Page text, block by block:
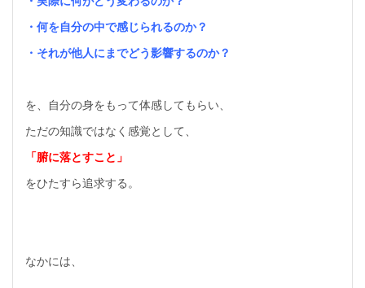
・何を自分の中で感じられるのか？
・それが他人にまでどう影響するのか？
を、自分の身をもって体感してもらい、
ただの知識ではなく感覚として、
「腑に落とすこと」
をひたすら追求する。
なかには、